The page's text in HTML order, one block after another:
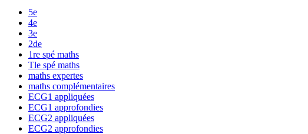
5e
4e
3e
2de
1re spé maths
Tle spé maths
maths expertes
maths complémentaires
ECG1 appliquées
ECG1 approfondies
ECG2 appliquées
ECG2 approfondies